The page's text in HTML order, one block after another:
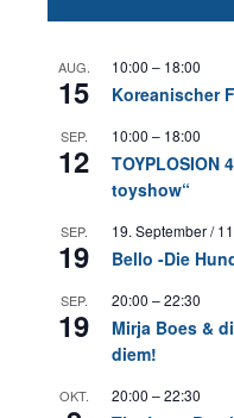
AUG.
15
10:00 – 18:00
Koreanischer
SEP.
12
10:00 – 18:00
TOYPLOSION
toyshow“
SEP.
19
19. September /
Bello -Die
SEP.
19
20:00 –22:30
Mirja Boes &
diem!
OKT. 20:00 –22:30